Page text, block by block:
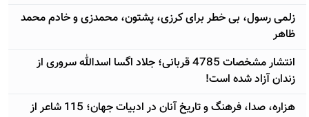
زلمی رسول، بی خطر برای کرزی، پشتون، محمدزی و خادم محمد
ظاهر
انتشار مشخصات 4785 قربانی؛ جلاد اگسا اسدالله سروری از
زندان آزاد شده است!
هزاره، صدا، فرهنگ و تاریخ آنان در ادبیات جهان؛ 115 شاعر از